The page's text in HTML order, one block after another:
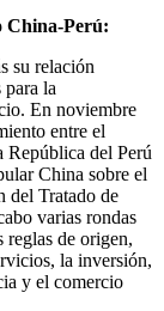
China-Perú:
su relación
la
En noviembre
entre el
del Perú
China sobre el
del Tratado de
varias rondas
reglas de origen,
la inversión,
y el comercio